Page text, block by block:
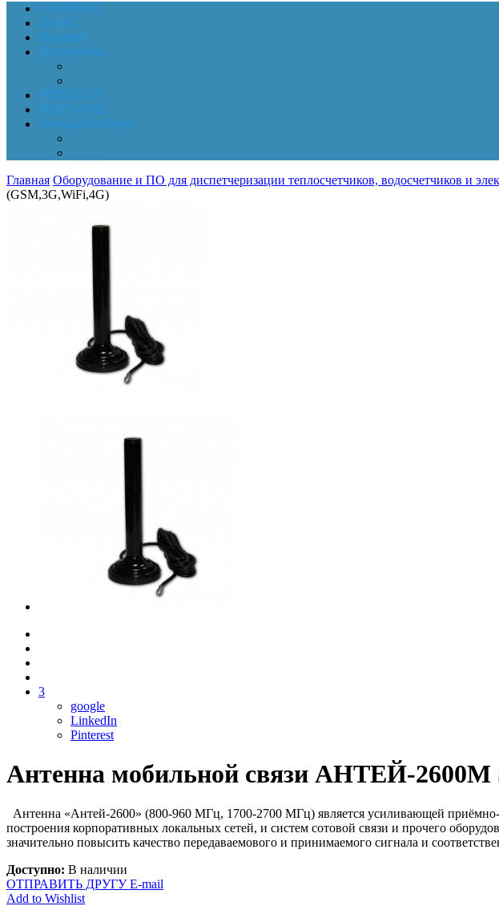
ГЛАВНАЯ
О НАС
Магазин
Документы
НОВОСТИ
КОНТАКТЫ
Личный кабинет
Главная Оборудование и ПО для диспетчеризации теплосчетчиков, водосчетчиков и
(GSM,3G,WiFi,4G)
3
google
LinkedIn
Pinterest
Антенна мобильной связи АНТЕЙ-2600M
Антенна «Антей-2600» (800-960 МГц, 1700-2700 МГц) является усиливающей
построения корпоративных локальных сетей, и систем сотовой связи и прочего
значительно повысить качество передаваемового и принимаемого сигнала и
Доступно: В наличии
ОТПРАВИТЬ ДРУГУ E-mail
Add to Wishlist